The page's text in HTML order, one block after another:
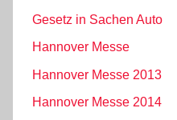
Gesetz in Sachen Auto
Hannover Messe
Hannover Messe 2013
Hannover Messe 2014